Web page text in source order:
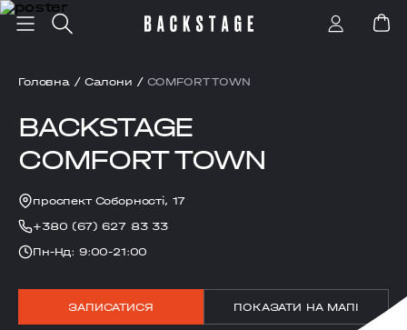
Головна / Салони / COMFORT TOWN
BACKSTAGE
COMFORT TOWN
проспект Соборності, 17
+380 (67) 627 83 33
Пн-Нд: 9:00-21:00
ЗАПИСАТИСЯ ПОКАЗАТИ НА МАПІ